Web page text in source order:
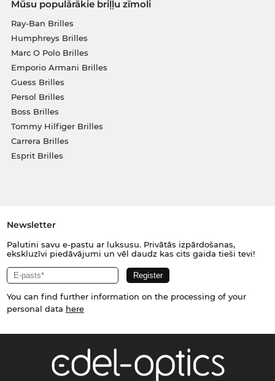
Mūsu populārākie briļļu zīmoli
Ray-Ban Brilles
Humphreys Brilles
Marc O Polo Brilles
Emporio Armani Brilles
Guess Brilles
Persol Brilles
Boss Brilles
Tommy Hilfiger Brilles
Carrera Brilles
Esprit Brilles
Newsletter
Palutini savu e-pastu ar luksusu. Privātās izpārdošanas,
ekskluzīvi piedāvājumi un vēl daudz kas cits gaida tieši tevi!
You can find further information on the processing of your
personal data here